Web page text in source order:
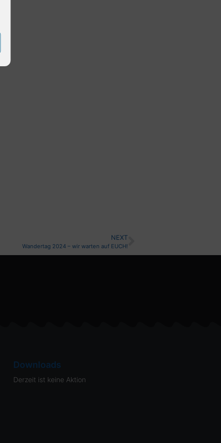
NEXT
Wandertag 2024 – wir warten auf EUCH!
Downloads
Derzeit ist keine Aktion